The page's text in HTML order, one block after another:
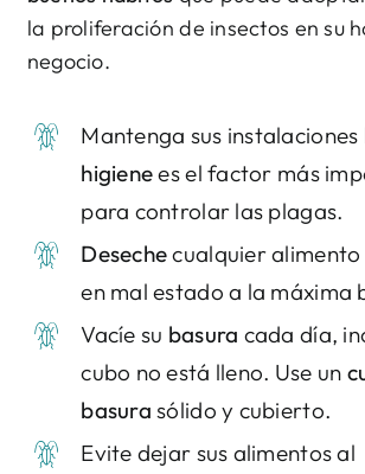
la proliferación de insectos en su
negocio.
Mantenga sus instalaciones
higienees el factor más
para controlar las plagas.
Desechecualquier
en mal estado a la máxima
Vacíe su basura cada día,
cubo no está lleno. Use un
basura sólido y cubierto.
Evite dejar sus alimentos al